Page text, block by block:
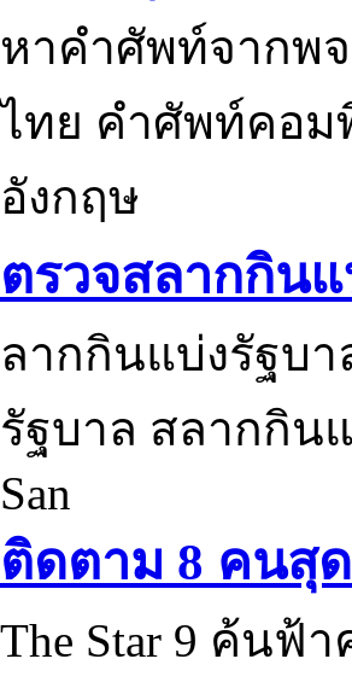
หาคำศัพท์จากพ
ไทย คำศัพท์คอม
อังกฤษ
ตรวจสลากกิน
ลากกินแบ่งรัฐบ
รัฐบาล สลากกิน
San
ติดตาม 8 คนสุด
The Star 9 ค้นฟ้